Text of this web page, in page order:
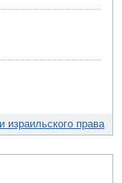
израильского права